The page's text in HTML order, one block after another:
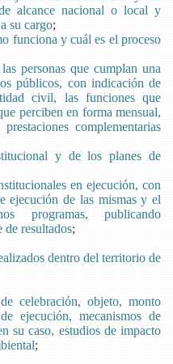
alcance nacional o local y
su cargo;
funciona y cuál es el proceso
personas que cumplan una
públicos, con indicación de
civil, las funciones que
perciben en forma mensual,
complementarias
y de los planes de
en ejecución, con
ejecución de las mismas y el
programas, publicando
de resultados;
dentro del territorio de
celebración, objeto, monto
ejecución, mecanismos de
su caso, estudios de impacto
;